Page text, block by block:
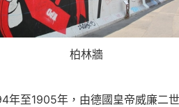
柏林牆
年至1905年，由德國皇帝威廉二